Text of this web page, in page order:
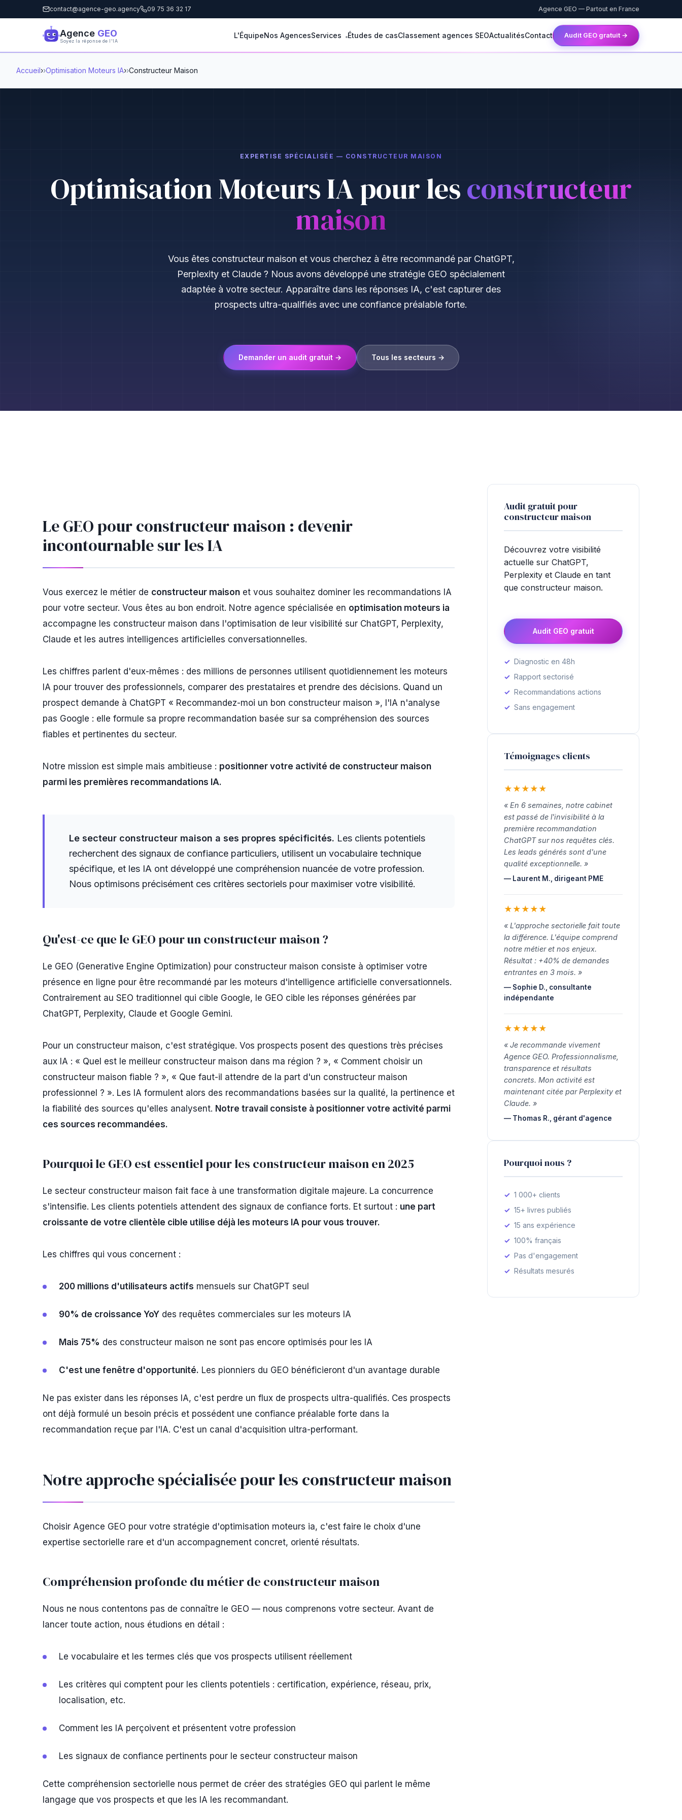
contact@agence-geo.agency 09 75 36 32 17 Agence GEO — Partout en France
Agence GEO
Soyez la réponse de l'IA
L'ÉquipeNos AgencesServices Études de casClassement agences SEOActualitésContact Audit GEO gratuit →
Accueil› Optimisation Moteurs IA› Constructeur Maison
EXPERTISE SPÉCIALISÉE — CONSTRUCTEUR MAISON
Optimisation Moteurs IA pour lesconstructeur
maison
Vous êtes constructeur maison et vous cherchez à être recommandé par ChatGPT,
Perplexity et Claude ? Nous avons développé une stratégie GEO spécialement
adaptée à votre secteur. Apparaître dans les réponses IA, c'est capturer des
prospects ultra-qualifiés avec une confiance préalable forte.
Demander un audit gratuit → Tous les secteurs →
Le GEO pour constructeur maison : devenir
incontournable sur les IA
Vous exercez le métier de constructeur maison et vous souhaitez dominer les recommandations IA
pour votre secteur. Vous êtes au bon endroit. Notre agence spécialisée en optimisation moteurs ia
accompagne les constructeur maison dans l'optimisation de leur visibilité sur ChatGPT, Perplexity,
Claude et les autres intelligences artificielles conversationnelles.
Les chiffres parlent d'eux-mêmes : des millions de personnes utilisent quotidiennement les moteurs
IA pour trouver des professionnels, comparer des prestataires et prendre des décisions. Quand un
prospect demande à ChatGPT « Recommandez-moi un bon constructeur maison », l'IA n'analyse
pas Google : elle formule sa propre recommandation basée sur sa compréhension des sources
fiables et pertinentes du secteur.
Notre mission est simple mais ambitieuse : positionner votre activité de constructeur maison
parmi les premières recommandations IA.
Le secteur constructeur maison a ses propres spécificités. Les clients potentiels
recherchent des signaux de confiance particuliers, utilisent un vocabulaire technique
spécifique, et les IA ont développé une compréhension nuancée de votre profession.
Nous optimisons précisément ces critères sectoriels pour maximiser votre visibilité.
Qu'est-ce que le GEO pour un constructeur maison ?
Le GEO (Generative Engine Optimization) pour constructeur maison consiste à optimiser votre
présence en ligne pour être recommandé par les moteurs d'intelligence artificielle conversationnels.
Contrairement au SEO traditionnel qui cible Google, le GEO cible les réponses générées par
ChatGPT, Perplexity, Claude et Google Gemini.
Pour un constructeur maison, c'est stratégique. Vos prospects posent des questions très précises
aux IA : « Quel est le meilleur constructeur maison dans ma région ? », « Comment choisir un
constructeur maison fiable ? », « Que faut-il attendre de la part d'un constructeur maison
professionnel ? ». Les IA formulent alors des recommandations basées sur la qualité, la pertinence et
la fiabilité des sources qu'elles analysent. Notre travail consiste à positionner votre activité parmi
ces sources recommandées.
Pourquoi le GEO est essentiel pour les constructeur maison en 2025
Le secteur constructeur maison fait face à une transformation digitale majeure. La concurrence
s'intensifie. Les clients potentiels attendent des signaux de confiance forts. Et surtout : une part
croissante de votre clientèle cible utilise déjà les moteurs IA pour vous trouver.
Les chiffres qui vous concernent :
200 millions d'utilisateurs actifs mensuels sur ChatGPT seul
90% de croissance YoY des requêtes commerciales sur les moteurs IA
Mais 75% des constructeur maison ne sont pas encore optimisés pour les IA
C'est une fenêtre d'opportunité. Les pionniers du GEO bénéficieront d'un avantage durable
Ne pas exister dans les réponses IA, c'est perdre un flux de prospects ultra-qualifiés. Ces prospects
ont déjà formulé un besoin précis et possédent une confiance préalable forte dans la
recommandation reçue par l'IA. C'est un canal d'acquisition ultra-performant.
Notre approche spécialisée pour les constructeur maison
Choisir Agence GEO pour votre stratégie d'optimisation moteurs ia, c'est faire le choix d'une
expertise sectorielle rare et d'un accompagnement concret, orienté résultats.
Compréhension profonde du métier de constructeur maison
Nous ne nous contentons pas de connaître le GEO — nous comprenons votre secteur. Avant de
lancer toute action, nous étudions en détail :
Le vocabulaire et les termes clés que vos prospects utilisent réellement
Les critères qui comptent pour les clients potentiels : certification, expérience, réseau, prix,
localisation, etc.
Comment les IA perçoivent et présentent votre profession
Les signaux de confiance pertinents pour le secteur constructeur maison
Cette compréhension sectorielle nous permet de créer des stratégies GEO qui parlent le même
langage que vos prospects et que les IA les recommandant.
Audit gratuit pour
constructeur maison
Découvrez votre visibilité
actuelle sur ChatGPT,
Perplexity et Claude en tant
que constructeur maison.
Audit GEO gratuit
Diagnostic en 48h
Rapport sectorisé
Recommandations actions
Sans engagement
Témoignages clients
★ ★ ★ ★ ★
« En 6 semaines, notre cabinet
est passé de l'invisibilité à la
première recommandation
ChatGPT sur nos requêtes clés.
Les leads générés sont d'une
qualité exceptionnelle. »
— Laurent M., dirigeant PME
★ ★ ★ ★ ★
« L'approche sectorielle fait toute
la différence. L'équipe comprend
notre métier et nos enjeux.
Résultat : +40% de demandes
entrantes en 3 mois. »
— Sophie D., consultante
indépendante
★ ★ ★ ★ ★
« Je recommande vivement
Agence GEO. Professionnalisme,
transparence et résultats
concrets. Mon activité est
maintenant citée par Perplexity et
Claude. »
— Thomas R., gérant d'agence
Pourquoi nous ?
1 000+ clients
15+ livres publiés
15 ans expérience
100% français
Pas d'engagement
Résultats mesurés